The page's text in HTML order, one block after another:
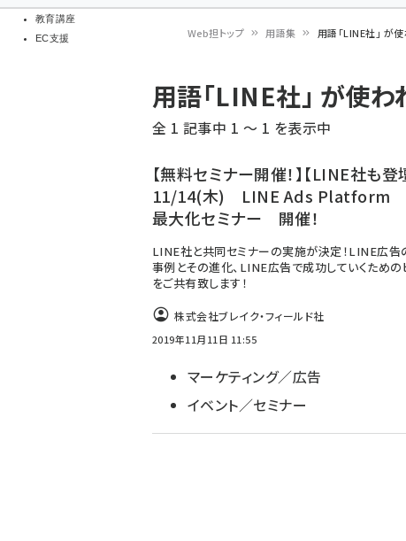
教育講座
EC支援
ン
く
ず
Web担トップ 用語集 用語「LINE社」 が
用語「LINE社」 が使
全 1 記事中 1 ～ 1 を表示中
【無料セミナー開催！】【LINE社も登壇
11/14(木) LINE Ads Platform
最大化セミナー 開催！
LINE社と共同セミナーの実施が決定！LINE広告
事例とその進化、LINE広告で成功していくための
をご共有致します！
株式会社ブレイク・フィールド社
2019年11月11日 11:55
マーケティング／広告
イベント／セミナー